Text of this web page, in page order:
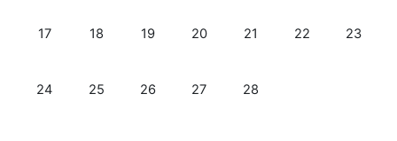
Нет событий, понедельник 17 февраля
17 Нет событий, вторник 18 февраля
18 Нет событий, среда 19 февраля
19 Нет событий, четверг 20
20 Нет событий, пятница
21 Нет событий,
22 Нет
23
Нет событий, понедельник 24 февраля
24 Нет событий, вторник 25 февраля
25 Нет событий, среда 26 февраля
26 Нет событий, четверг 27
27 Нет событий, пятница
28